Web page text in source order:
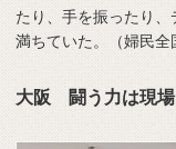
たり、手を振ったり
満ちていた。（婦民全
大阪 闘う力は現